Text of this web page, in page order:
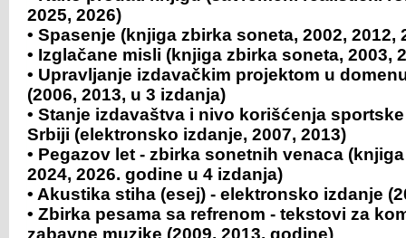
2025, 2026)
• Spasenje (knjiga zbirka soneta, 2002, 2012,
• Izglačane misli (knjiga zbirka soneta, 2003,
• Upravljanje izdavačkim projektom u
(2006, 2013, u 3 izdanja)
• Stanje izdavaštva i nivo korišćenja
Srbiji (elektronsko izdanje, 2007, 2013)
• Pegazov let - zbirka sonetnih venaca
2024, 2026. godine u 4 izdanja)
• Akustika stiha (esej) - elektronsko izdanje
• Zbirka pesama sa refrenom - tekstovi za
zabavne muzike (2009, 2013. godine)